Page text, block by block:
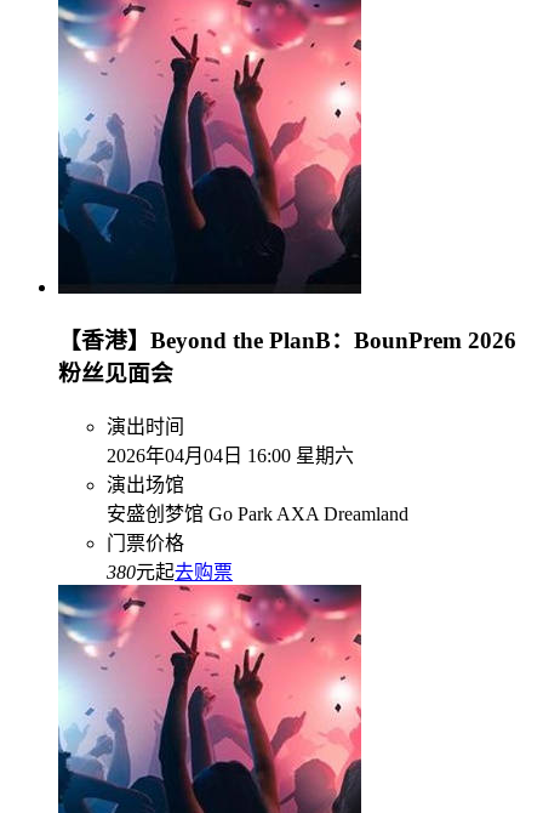
【香港】Beyond the PlanB：BounPrem 2026
粉丝见面会
演出时间
2026年04月04日 16:00 星期六
演出场馆
安盛创梦馆 Go Park AXA Dreamland
门票价格
380元起去购票